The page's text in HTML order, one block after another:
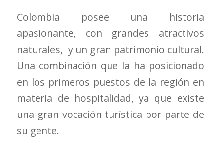
Colombia posee una historia
apasionante, con grandes atractivos
naturales, y un gran patrimonio cultural.
Una combinación que la ha posicionado
en los primeros puestos de la región en
materia de hospitalidad, ya que existe
una gran vocación turística por parte de
su gente.